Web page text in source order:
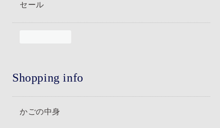
セール
Shopping info
かごの中身